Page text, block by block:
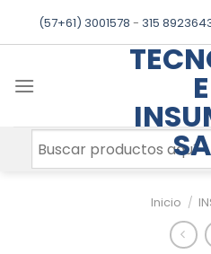
(57+61) 3001578 - 315
E
Inicio /